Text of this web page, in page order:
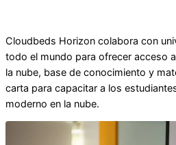
Cloudbeds Horizon colabora con
todo el mundo para ofrecer acceso
la nube, base de conocimiento y
carta para capacitar a los
moderno en la nube.